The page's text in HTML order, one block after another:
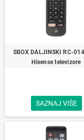
SBOX DALJINSKI RC-
Hisense televizore
SAZNAJ VIŠE